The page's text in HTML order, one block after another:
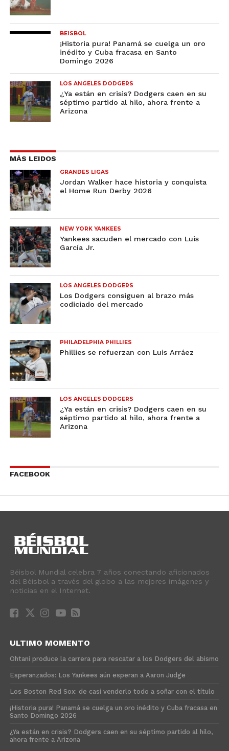
BEISBOL
¡Historia pura! Panamá se cuelga un oro
inédito y Cuba fracasa en Santo
Domingo 2026
LOS ANGELES DODGERS
¿Ya están en crisis? Dodgers caen en su
séptimo partido al hilo, ahora frente a
Arizona
MÁS LEIDOS
GRANDES LIGAS
Jordan Walker hace historia y conquista
el Home Run Derby 2026
NEW YORK YANKEES
Yankees sacuden el mercado con Luis
García Jr.
LOS ANGELES DODGERS
Los Dodgers consiguen al brazo más
codiciado del mercado
PHILADELPHIA PHILLIES
Phillies se refuerzan con Luis Arráez
LOS ANGELES DODGERS
¿Ya están en crisis? Dodgers caen en su
séptimo partido al hilo, ahora frente a
Arizona
FACEBOOK
Béisbol Mundial celebra 7 años conectando aficionados
del Béisbol a través del globo a las mejores imágenes y
noticias en el Internet.
ULTIMO MOMENTO
Ohtani produce la carrera para rescatar a los Dodgers del abismo
Esperanzados: Los Yankees aún esperan a Aaron Judge
Los Boston Red Sox: de casi venderlo todo a soñar con el título
¡Historia pura! Panamá se cuelga un oro inédito y Cuba fracasa en
Santo Domingo 2026
¿Ya están en crisis? Dodgers caen en su séptimo partido al hilo,
ahora frente a Arizona